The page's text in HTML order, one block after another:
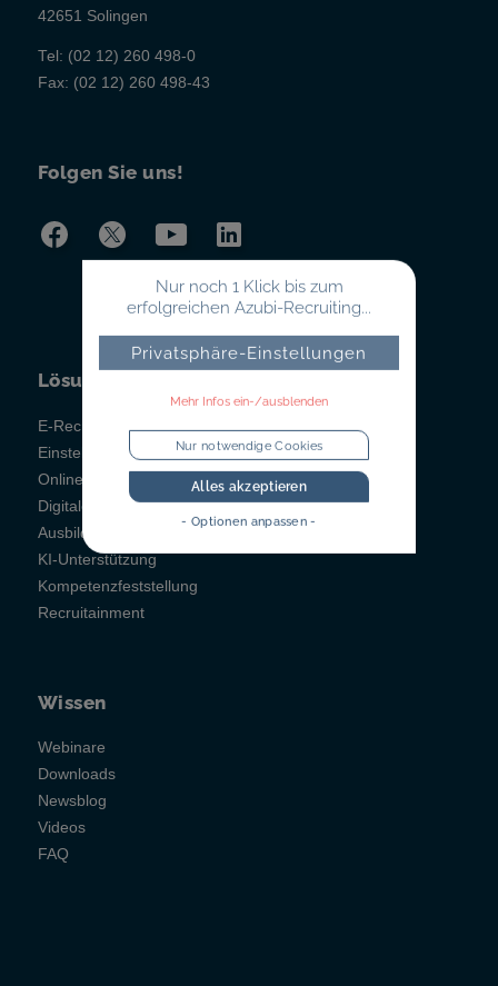
42651 Solingen
Tel: (02 12) 260 498-0
Fax: (02 12) 260 498-43
Folgen Sie uns!
Lösungen
E-Recruiting
Einstellungstests
Online-Testsystem
Digitales Berichtsheft
Ausbildungsmanagement
KI-Unterstützung
Kompetenzfeststellung
Recruitainment
Wissen
Webinare
Downloads
Newsblog
Videos
FAQ
Nur noch 1 Klick bis zum
erfolgreichen Azubi-Recruiting...
Privatsphäre-Einstellungen
Mehr Infos ein-/ausblenden
Nur notwendige Cookies
Alles akzeptieren
- Optionen anpassen -